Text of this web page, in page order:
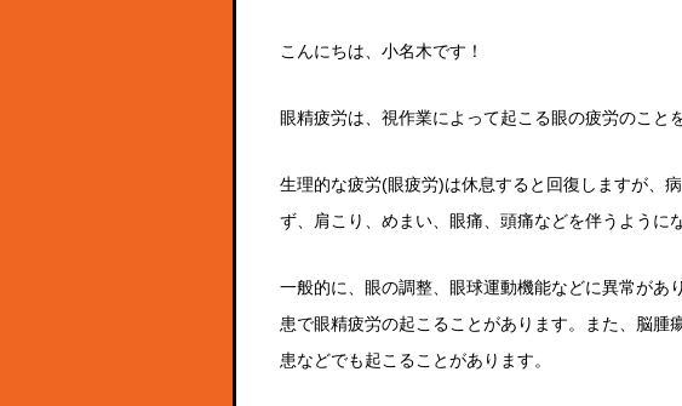
こんにちは、小名木です！
眼精疲労は、視作業によって起こる眼の疲労のこと
生理的な疲労(眼疲労)は休息すると回復しますが、
ず、肩こり、めまい、眼痛、頭痛などを伴うように
一般的に、眼の調整、眼球運動機能などに異常があ
患で眼精疲労の起こることがあります。また、脳腫
患などでも起こることがあります。